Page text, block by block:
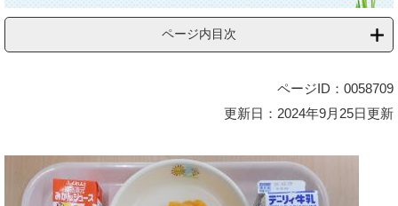
ページ内目次
ページID：0058709
更新日：2024年9月25日更新